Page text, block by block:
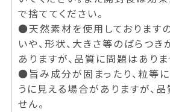
で捨ててください。
●天然素材を使用しておりますの
いや、形状、大きさ等のばらつ
ありますが、品質に問題はありま
●旨み成分が固まったり、粒等
うに見える場合がありますが、
せん。